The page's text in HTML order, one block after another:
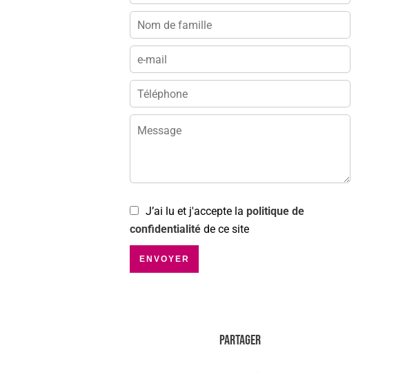
J’ai lu et j'accepte la politique de
confidentialité de ce site
ENVOYER
Partager